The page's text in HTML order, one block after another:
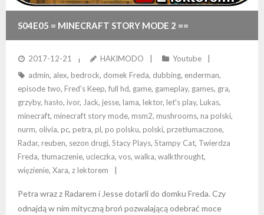
S04E05 = MINECRAFT STORY MODE 2 ==
PRZESZUKANIE DOMKU FREDA
2017-12-21 HAKIMODO
Youtube
admin, alex, bedrock, domek Freda, dubbing, enderman,
episode two, Fred's Keep, full hd, game, gameplay, games, gra,
grzyby, hasło, ivor, Jack, jesse, lama, lektor, let's play, Lukas,
minecraft, minecraft story mode, msm2, mushrooms, na polski,
nurm, olivia, pc, petra, pl, po polsku, polski, przetłumaczone,
Radar, reuben, sezon drugi, Stacy Plays, Stampy Cat, Twierdza
Freda, tłumaczenie, ucieczka, vos, walka, walkthrought,
więzienie, Xara, z lektorem
Petra wraz z Radarem i Jesse dotarli do domku Freda. Czy
odnajdą w nim mityczną broń pozwalającą odebrać moce